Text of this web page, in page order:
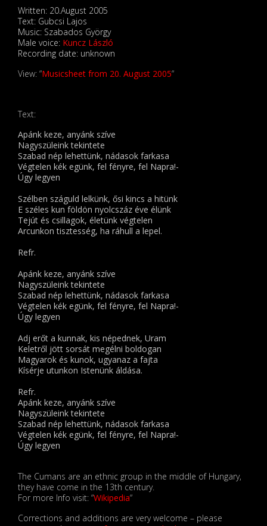
Written: 20.August 2005
Text: Gubcsi Lajos
Music: Szabados György
Male voice: Kuncz László
Recording date: unknown
View: “Musicsheet from 20. August 2005“
Text:
Apánk keze, anyánk szíve
Nagyszüleink tekintete
Szabad nép lehettünk, nádasok farkasa
Végtelen kék egünk, fel fényre, fel Napra!-
Úgy legyen
Szélben száguld lelkünk, ősi kincs a hitünk
E széles kun földön nyolcszáz éve élünk
Tejút és csillagok, életünk végtelen
Arcunkon tisztesség, ha ráhull a lepel.
Refr.
Apánk keze, anyánk szíve
Nagyszüleink tekintete
Szabad nép lehettünk, nádasok farkasa
Végtelen kék egünk, fel fényre, fel Napra!-
Úgy legyen
Adj erőt a kunnak, kis népednek, Uram
Keletről jött sorsát megélni boldogan
Magyarok és kunok, ugyanaz a fajta
Kísérje utunkon Istenünk áldása.
Refr.
Apánk keze, anyánk szíve
Nagyszüleink tekintete
Szabad nép lehettünk, nádasok farkasa
Végtelen kék egünk, fel fényre, fel Napra!-
Úgy legyen
The Cumans are an ethnic group in the middle of Hungary,
they have come in the 13th century.
For more Info visit: “Wikipedia“
Corrections and additions are very welcome – please